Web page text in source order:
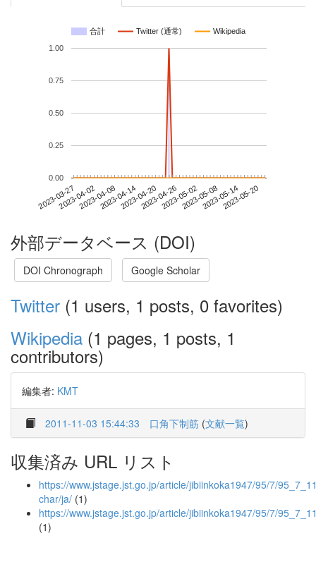
合計 Twitter (通常) Wikipedia
2023-03-272023-04-022023-04-082023-04-142023-04-202023-04-262023-05-022023-05-082023-05-142023-05-20
0.00
0.25
0.50
0.75
1.00
外部データベース (DOI)
DOI Chronograph Google Scholar
Twitter (1 users, 1 posts, 0 favorites)
Wikipedia (1 pages, 1 posts, 1
contributors)
編集者: KMT
2011-11-03 15:44:33 口角下制筋 (文献一覧)
収集済み URL リスト
https://www.jstage.jst.go.jp/article/jibiinkoka1947/95/7/
char/ja/ (1)
https://www.jstage.jst.go.jp/article/jibiinkoka1947/95/7/
(1)